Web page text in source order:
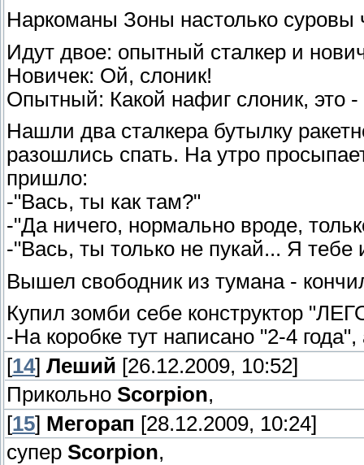
Наркоманы Зоны настолько суровы
Идут двое: опытный сталкер и
Новичек: Ой, слоник!
Опытный: Какой нафиг слоник, это
Нашли два сталкера бутылку
разошлись спать. На утро
пришло:
-"Вась, ты как там?"
-"Да ничего, нормально вроде,
-"Вась, ты только не пукай... Я
Вышел свободник из тумана -
Купил зомби себе конструктор
-На коробке тут написано "2-4
[14] Леший [26.12.2009, 10:52]
Прикольно Scorpion,
[15] Мегорап [28.12.2009, 10:24]
супер Scorpion,